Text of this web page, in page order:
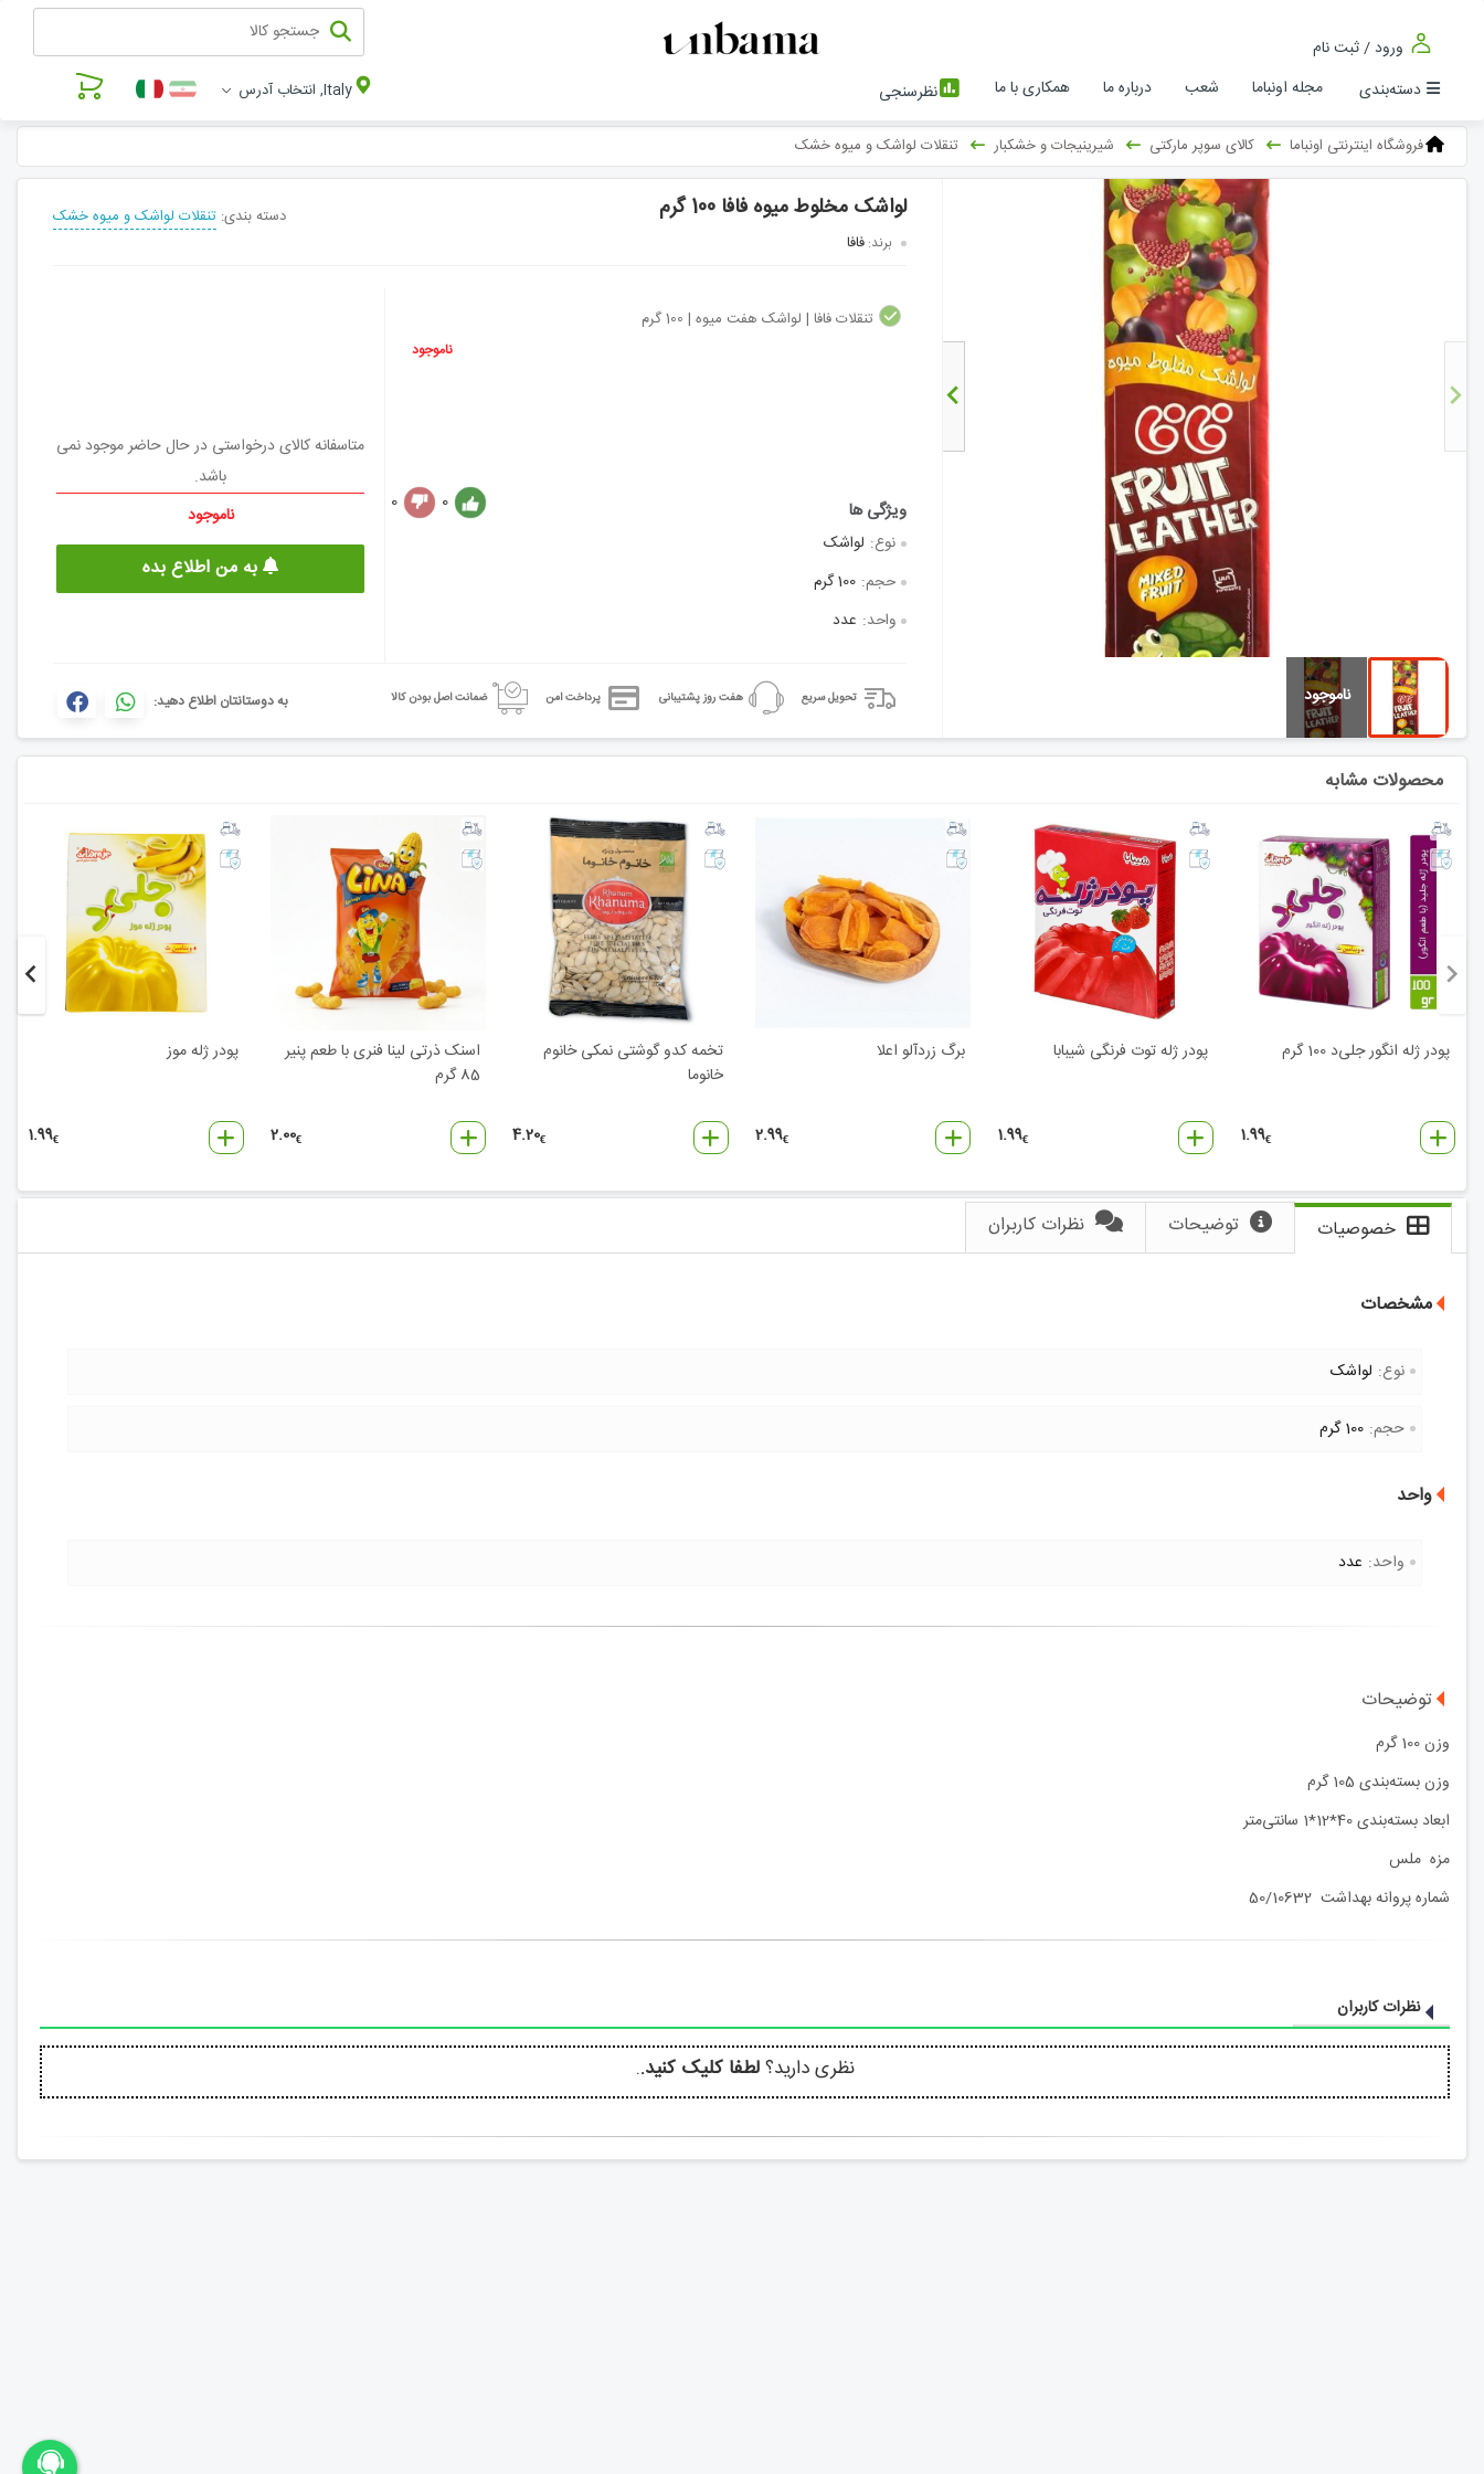
ورود / ثبت نام
دسته‌بندی
مجله اونباما شعب درباره ما همکاری با ما نظرسنجی Italy, انتخاب آدرس
فروشگاه اینترنتی اونباما کالای سوپر مارکتی شیرینیجات و خشکبار تنقلات لواشک و میوه خشک
لواشک مخلوط میوه فافا 100 گرم
برند:فافا
دسته بندی: تنقلات لواشک و میوه خشک
تنقلات فافا | لواشک هفت میوه | 100 گرم
ناموجود
نوع: لواشک
حجم: 100 گرم
واحد: عدد
0
0
متاسفانه کالای درخواستی در حال حاضر موجود نمی
باشد.
ناموجود
به من اطلاع بده
تحویل سریع هفت روز پشتیبانی پرداخت امن ضمانت اصل بودن کالا به دوستانتان اطلاع دهید:
محصولات مشابه
پودر ژله انگور جلی‌د 100 گرم
1.99€
پودر ژله توت‌ فرنگی شیبابا
1.99€
برگ زردآلو اعلا
2.99€
تخمه کدو گوشتی نمکی خانوم
خانوما
4.20€
اسنک ذرتی لینا فنری با طعم پنیر
85 گرم
2.00€
پودر ژله موز
1.99€
خصوصیات توضیحات نظرات کاربران
مشخصات
نوع: لواشک
حجم: 100 گرم
واحد
واحد: عدد
توضیحات
وزن 100 گرم
وزن بسته‌بندی 105 گرم
ابعاد بسته‌بندی 40*12*1 سانتی‌متر
مزه ملس
شماره پروانه بهداشت 50/10632
نظرات کاربران
نظری دارید؟لطفا کلیک کنید..